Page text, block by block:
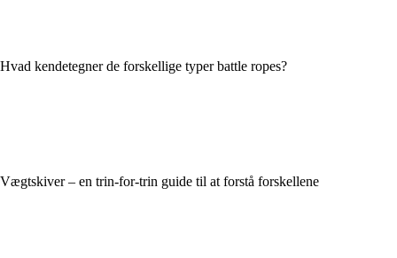
Hvad kendetegner de forskellige typer battle ropes?
Vægtskiver – en trin-for-trin guide til at forstå forskellene